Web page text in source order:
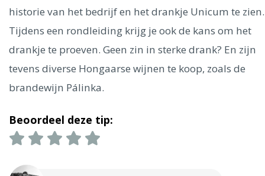
historie van het bedrijf en het drankje Unicum te zien.
Tijdens een rondleiding krijg je ook de kans om het
drankje te proeven. Geen zin in sterke drank? En zijn
tevens diverse Hongaarse wijnen te koop, zoals de
brandewijn Pálinka.
Beoordeel deze tip: